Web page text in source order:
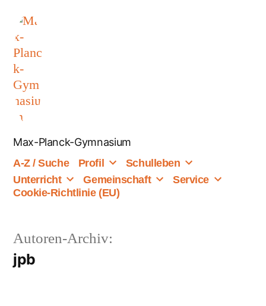
Inhalt
springen
Max-Planck-Gymnasium
A-Z / Suche Profil
Schulleben
Unterricht
Gemeinschaft
Service
Cookie-Richtlinie (EU)
Autoren-Archiv:
jpb